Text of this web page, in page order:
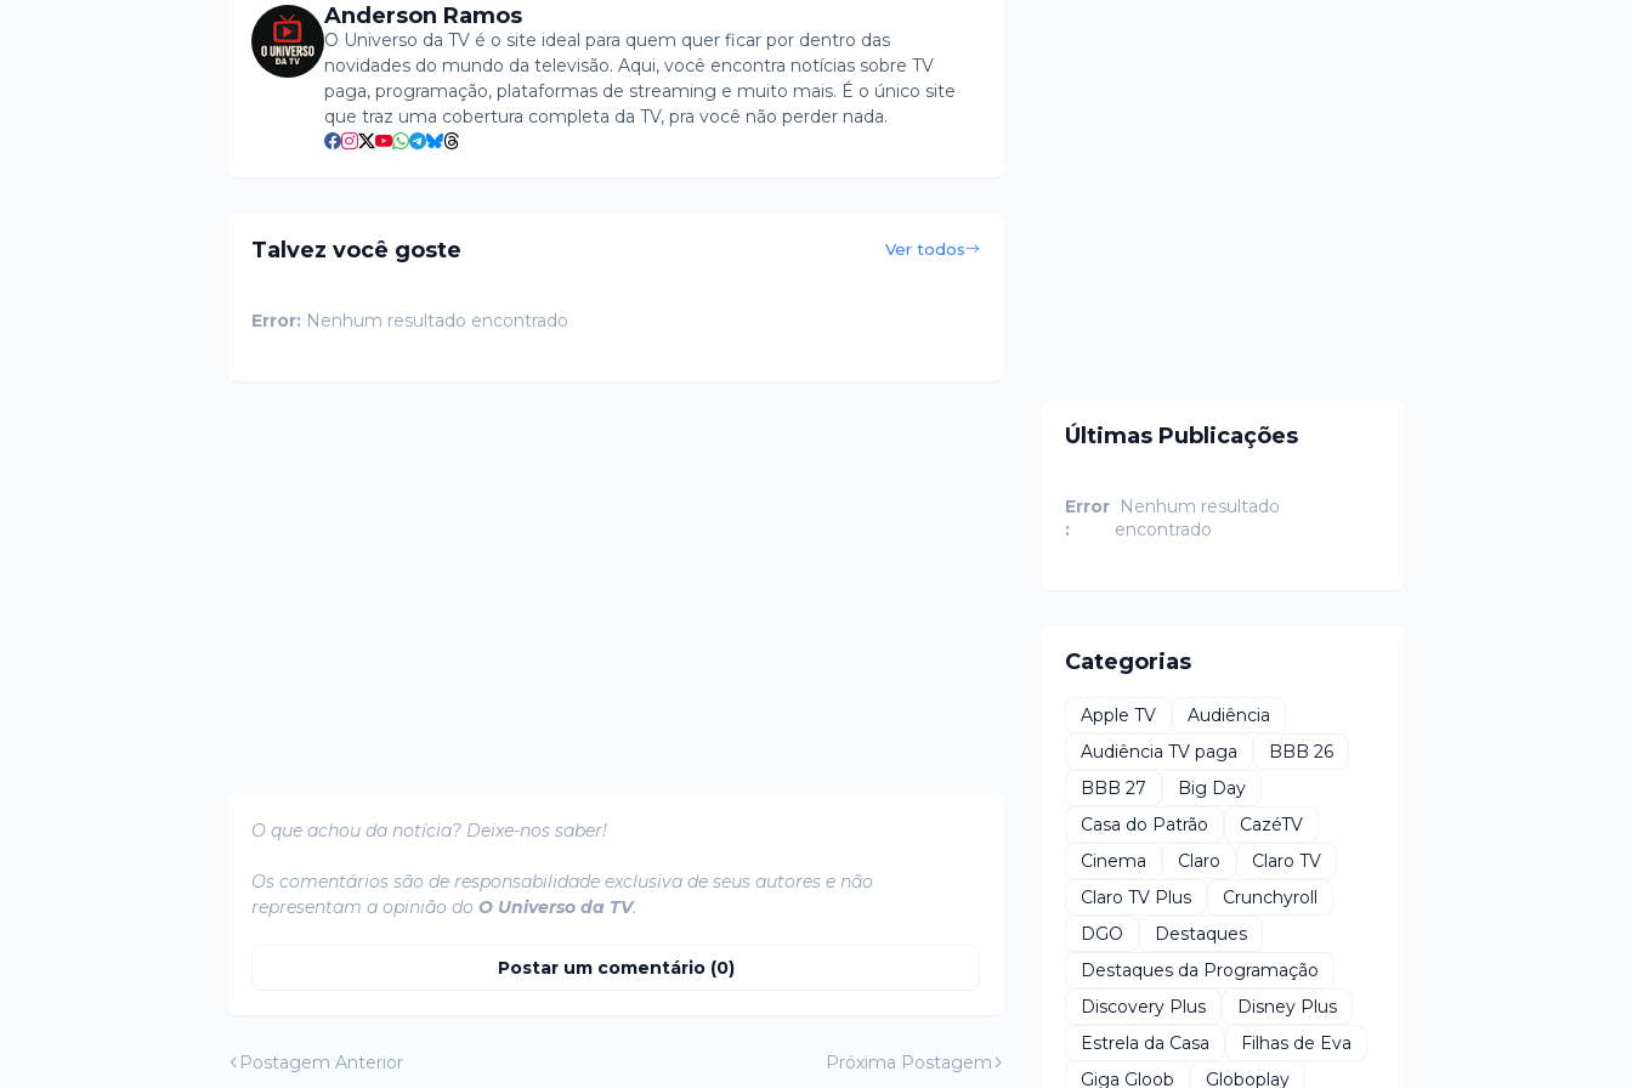
Anderson Ramos
O Universo da TV é o site ideal para quem quer ficar por dentro das
novidades do mundo da televisão. Aqui, você encontra notícias sobre TV
paga, programação, plataformas de streaming e muito mais. É o único site
que traz uma cobertura completa da TV, pra você não perder nada.
Talvez você goste Ver todos
Error: Nenhum resultado encontrado
O que achou da notícia? Deixe-nos saber!
Os comentários são de responsabilidade exclusiva de seus autores e não
representam a opinião do O Universo da TV.
Postar um comentário (0)
Postagem Anterior Próxima Postagem
Últimas Publicações
Error
:
Nenhum resultado
encontrado
Categorias
Apple TV
Audiência
Audiência TV paga
BBB 26
BBB 27
Big Day
Casa do Patrão
CazéTV
Cinema
Claro
Claro TV
Claro TV Plus
Crunchyroll
DGO
Destaques
Destaques da Programação
Discovery Plus
Disney Plus
Estrela da Casa
Filhas de Eva
Giga Gloob
Globoplay